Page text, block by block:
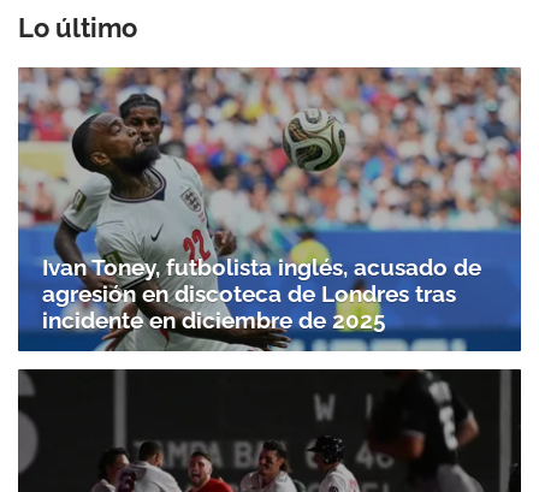
Lo último
Ivan Toney, futbolista inglés, acusado de
agresión en discoteca de Londres tras
incidente en diciembre de 2025